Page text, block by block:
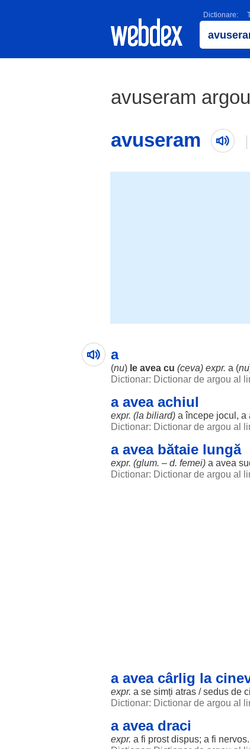
Dictionare:
avuseram
avuseram
a
(nu) le avea cu (ceva) expr. a (nu
Dictionar: Dictionar de argou al
a avea achiul
expr. (la biliard) aîncepe jocul , a
Dictionar: Dictionar de argou al
a avea bătaie lungă
expr. (glum. – d. femei) a avea
Dictionar: Dictionar de argou al
a avea cârlig la
expr. a se simți atras / sedus de
Dictionar: Dictionar de argou al
a avea draci
expr. a fi prostdispus; a fi nervos.